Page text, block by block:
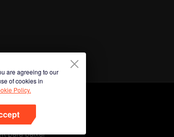
are agreeing to our
of cookies in
Policy.
para baixar